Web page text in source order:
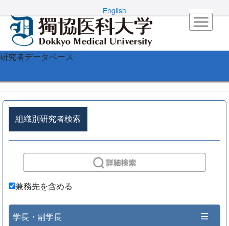
English
研究者データベース
組織別研究者検索
兼務先を含める
学長・副学長